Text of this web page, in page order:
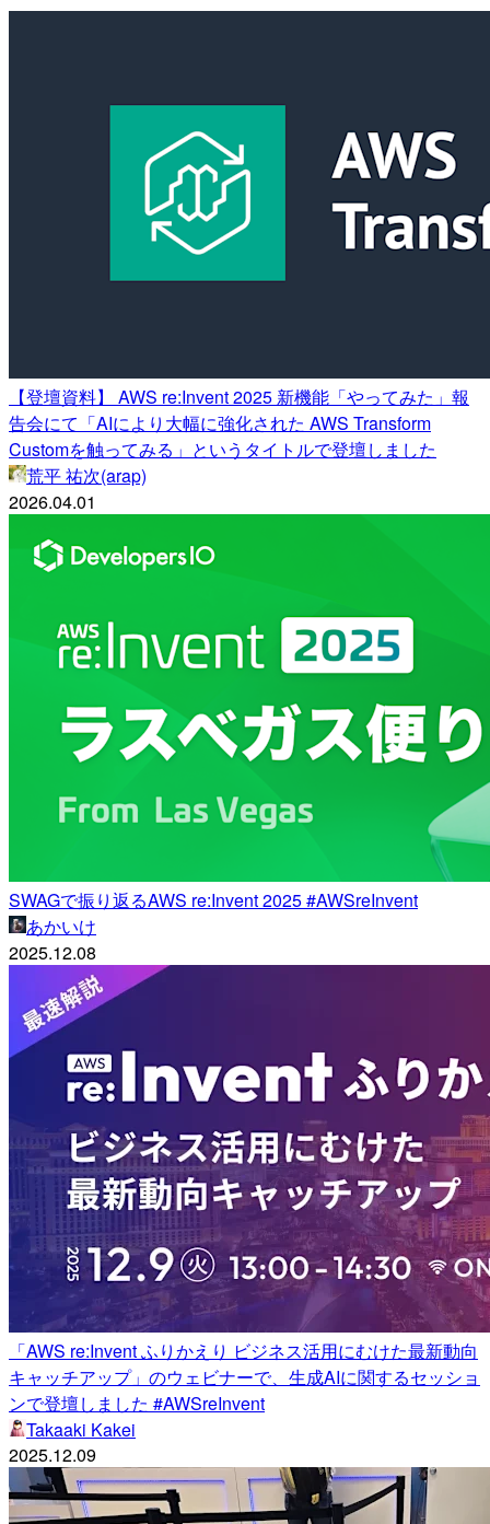
【登壇資料】 AWS re:Invent 2025 新機能「やってみた」報
告会にて「AIにより大幅に強化された AWS Transform
Customを触ってみる」というタイトルで登壇しました
荒平 祐次(arap)
2026.04.01
SWAGで振り返るAWS re:Invent 2025 #AWSreInvent
あかいけ
2025.12.08
「AWS re:Invent ふりかえり ビジネス活用にむけた最新動向
キャッチアップ」のウェビナーで、生成AIに関するセッショ
ンで登壇しました #AWSreInvent
Takaaki Kakei
2025.12.09